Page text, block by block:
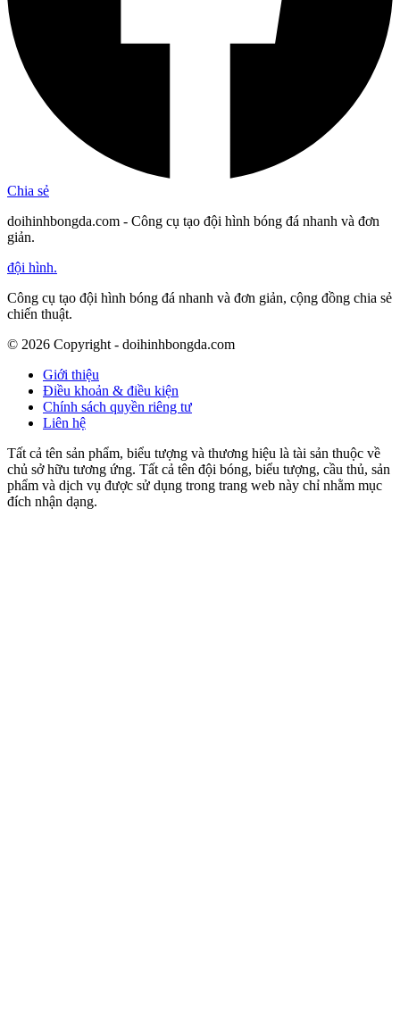
Chia sẻ
doihinhbongda.com - Công cụ tạo đội hình bóng đá nhanh và đơn
giản.
đội hình.
Công cụ tạo đội hình bóng đá nhanh và đơn giản, cộng đồng chia sẻ
chiến thuật.
© 2026 Copyright - doihinhbongda.com
Giới thiệu
Điều khoản & điều kiện
Chính sách quyền riêng tư
Liên hệ
Tất cả tên sản phẩm, biểu tượng và thương hiệu là tài sản thuộc về
chủ sở hữu tương ứng. Tất cả tên đội bóng, biểu tượng, cầu thủ, sản
phẩm và dịch vụ được sử dụng trong trang web này chỉ nhằm mục
đích nhận dạng.